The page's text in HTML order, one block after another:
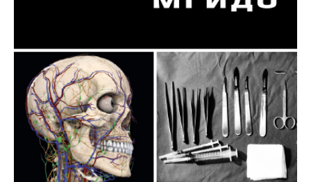
косметологи, дерматовенерологи,
пластические хирурги
место проведения:по желанию
слушателя
Программа в формате *.pdf